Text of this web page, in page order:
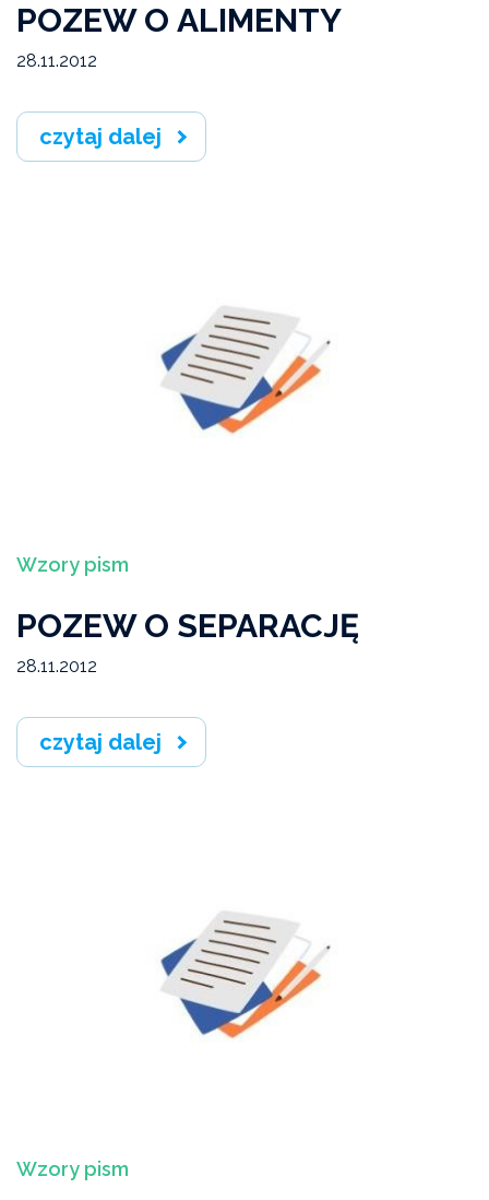
POZEW O ALIMENTY
28.11.2012
czytaj dalej
Wzory pism
POZEW O SEPARACJĘ
28.11.2012
czytaj dalej
Wzory pism